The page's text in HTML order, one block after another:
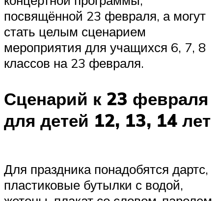
посвящённой 23 февраля, а могут
стать целым сценарием
мероприятия для учащихся 6, 7, 8
классов на 23 февраля.
Сценарий к 23 февраля
для детей 12, 13, 14 лет
Для праздника понадобятся дартс,
пластиковые бутылки с водой,